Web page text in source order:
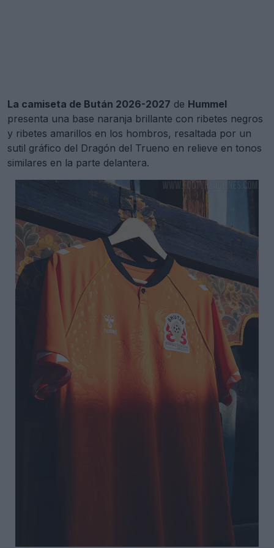
La camiseta de Bután 2026-2027 de Hummel
presenta una base naranja brillante con ribetes negros
y ribetes amarillos en los hombros, resaltada por un
sutil gráfico del Dragón del Trueno en relieve en tonos
similares en la parte delantera.